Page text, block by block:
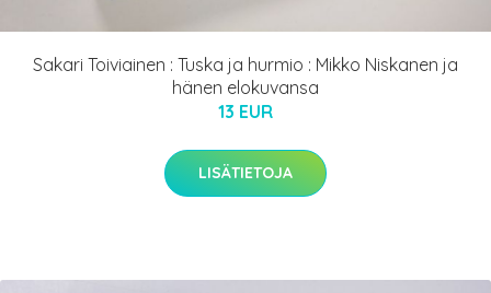
Sakari Toiviainen : Tuska ja hurmio : Mikko Niskanen ja
hänen elokuvansa
13 EUR
LISÄTIETOJA